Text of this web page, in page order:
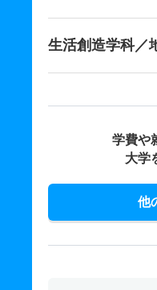
生活創造学科／
学費や
大学
他